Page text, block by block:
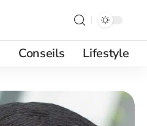
Conseils Lifestyle